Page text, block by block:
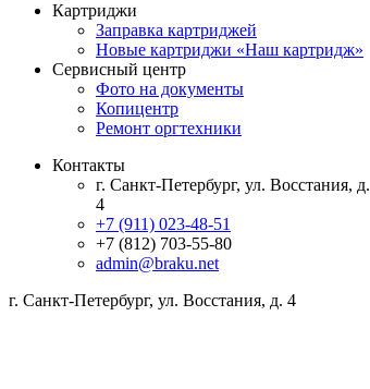
Картриджи
Заправка картриджей
Новые картриджи «Наш картридж»
Сервисный центр
Фото на документы
Копицентр
Ремонт оргтехники
Контакты
г. Санкт-Петербург, ул. Восстания, д.
4
+7 (911) 023-48-51
+7 (812) 703-55-80
admin@braku.net
г. Санкт-Петербург, ул. Восстания, д. 4